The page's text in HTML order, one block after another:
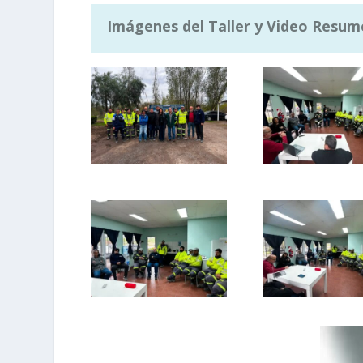
Imágenes del Taller y Video